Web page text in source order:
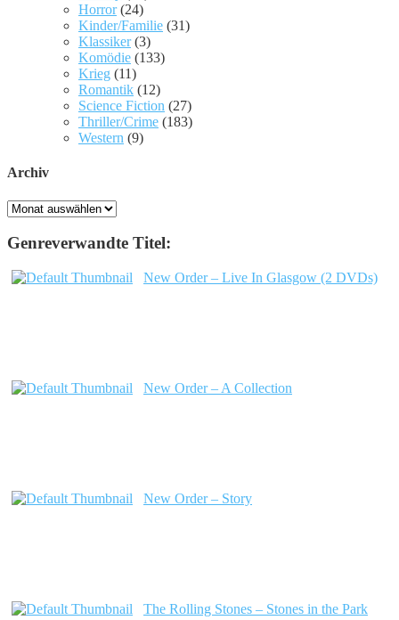
Horror(24)
Kinder/Familie (31)
Klassiker(3)
Komödie (133)
Krieg (11)
Romantik (12)
Science Fiction (27)
Thriller/Crime (183)
Western (9)
Archiv
Archiv
Genreverwandte Titel:
New Order – Live In Glasgow (2 DVDs)
New Order – A Collection
New Order – Story
The Rolling Stones – Stones in the Park